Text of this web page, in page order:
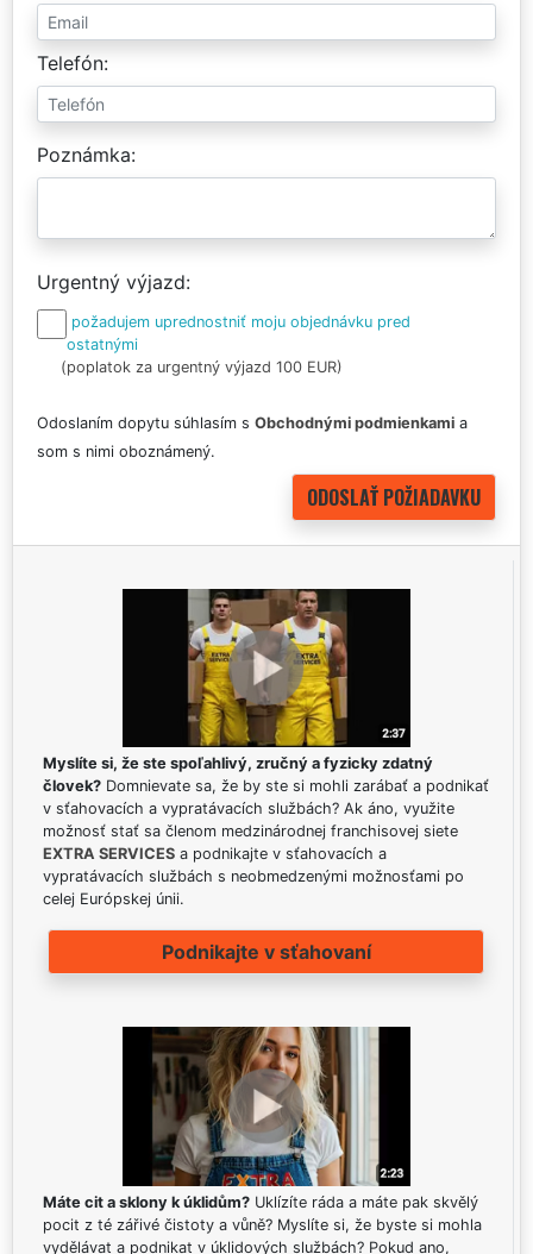
Telefón
Poznámka
Urgentný výjazd
požadujem uprednostniť moju objednávku pred
ostatnými
(poplatok za urgentný výjazd 100 EUR)
Odoslaním dopytu súhlasím s Obchodnými podmienkami a
som s nimi oboznámený.
Myslíte si, že ste spoľahlivý, zručný a fyzicky zdatný
človek? Domnievate sa, že by ste si mohli zarábať a podnikať
v sťahovacích a vypratávacích službách? Ak áno, využite
možnosť stať sa členom medzinárodnej franchisovej siete
EXTRA SERVICES a podnikajte v sťahovacích a
vypratávacích službách s neobmedzenými možnosťami po
celej Európskej únii.
Podnikajte v sťahovaní
Máte cit a sklony k úklidům? Uklízíte ráda a máte pak skvělý
pocit z té zářivé čistoty a vůně? Myslíte si, že byste si mohla
vydělávat a podnikat v úklidových službách? Pokud ano,